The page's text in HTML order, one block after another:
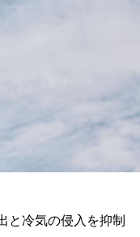
と冷気の侵入を抑制